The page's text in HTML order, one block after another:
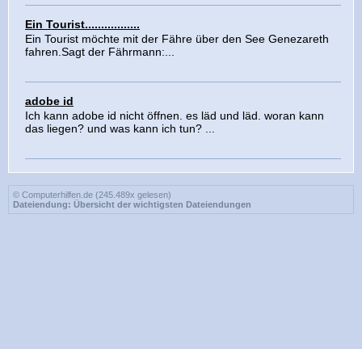
Ein Tourist.................
Ein Tourist möchte mit der Fähre über den See Genezareth
fahren.Sagt der Fährmann:...
adobe id
Ich kann adobe id nicht öffnen. es läd und läd. woran kann
das liegen? und was kann ich tun? ...
© Computerhilfen.de (245.489x gelesen)
Dateiendung: Übersicht der wichtigsten Dateiendungen